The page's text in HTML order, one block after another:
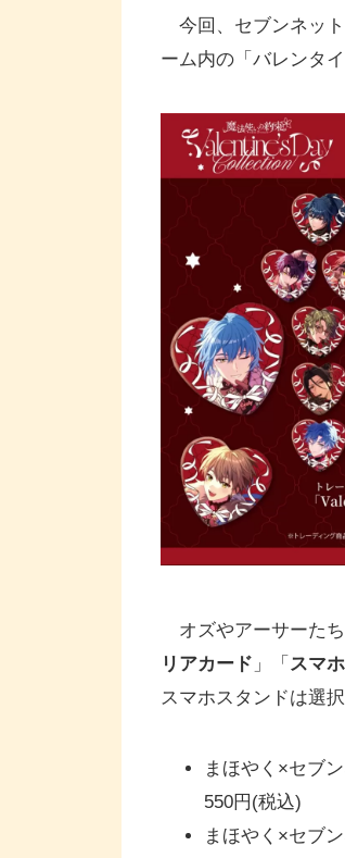
今回、セブンネッ
ーム内の「バレンタ
オズやアーサーたち
リアカード 」「 スマ
スマホスタンドは選
まほやく×セブ
550円(税込)
まほやく×セブ